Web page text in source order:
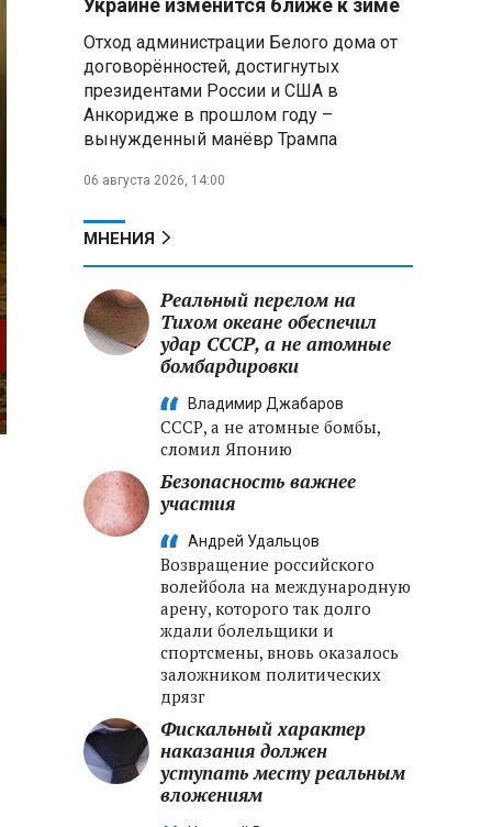
Владимир Путин
поблагодарил Жапарова за
личную поддержку
российско‑киргизского
превысили 6,5 трлн рублей
Белорусские ракетчики
отработали перехват воздушных
целей с применением реальных
летательных аппаратов
Украине изменится ближе к зиме
Отход администрации Белого дома от
договорённостей, достигнутых
президентами России и США в
Анкоридже в прошлом году –
вынужденный манёвр Трампа
06 августа 2026, 14:00
МНЕНИЯ
Реальный перелом на
Тихом океане обеспечил
удар СССР, а не атомные
бомбардировки
Владимир Джабаров
СССР, а не атомные бомбы,
сломил Японию
Безопасность важнее
участия
Андрей Удальцов
Возвращение российского
волейбола на международную
арену, которого так долго
ждали болельщики и
спортсмены, вновь оказалось
заложником политических
дрязг
Фискальный характер
наказания должен
уступать месту реальным
вложениям